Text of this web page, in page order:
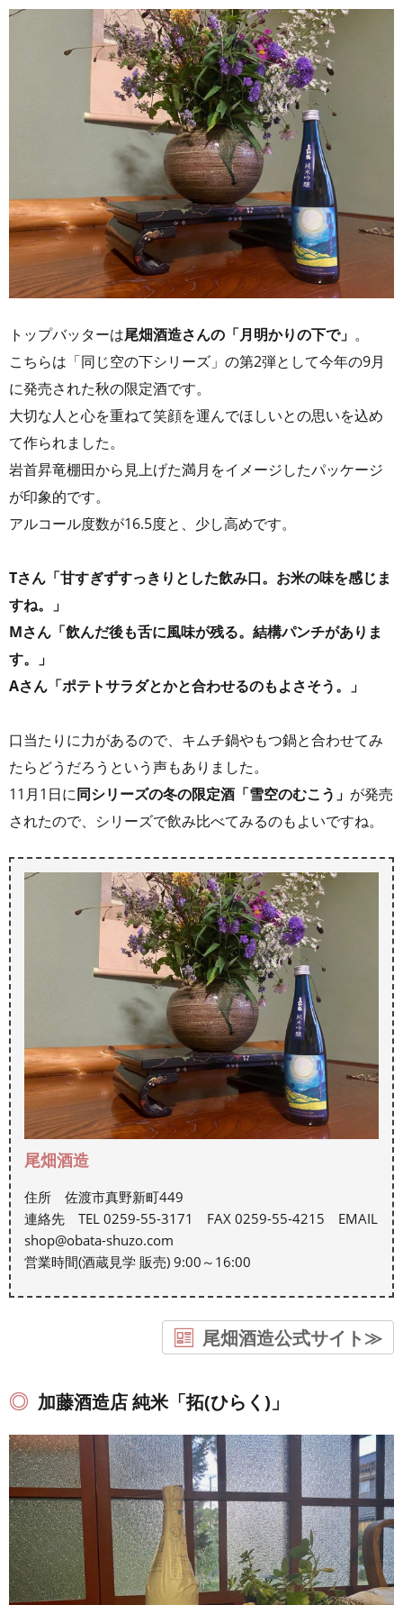
トップバッターは尾畑酒造さんの「月明かりの下で」 。
こちらは「同じ空の下シリーズ」の第2弾として今年の9月
に発売された秋の限定酒です。
大切な人と心を重ねて笑顔を運んでほしいとの思いを込め
て作られました。
岩首昇竜棚田から見上げた満月をイメージしたパッケージ
が印象的です。
アルコール度数が16.5度と、少し高めです。
Tさん「甘すぎずすっきりとした飲み口。お米の味を感じま
すね。」
Mさん「飲んだ後も舌に風味が残る。結構パンチがありま
す。」
Aさん「ポテトサラダとかと合わせるのもよさそう。」
口当たりに力があるので、キムチ鍋やもつ鍋と合わせてみ
たらどうだろうという声もありました。
11月1日に同シリーズの冬の限定酒「雪空のむこう」 が発売
されたので、シリーズで飲み比べてみるのもよいですね。
尾畑酒造
住所 佐渡市真野新町449
連絡先 TEL 0259-55-3171 FAX 0259-55-4215 EMAIL
shop@obata-shuzo.com
営業時間(酒蔵見学 販売) 9:00～16:00
尾畑酒造公式サイト≫
加藤酒造店 純米「拓(ひらく)」